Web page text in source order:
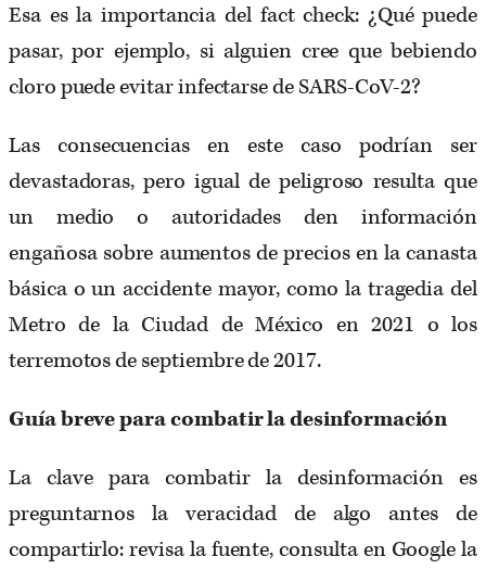
Esa es la importancia del fact check: ¿Qué puede
pasar, por ejemplo, si alguien cree que bebiendo
cloro puede evitar infectarse de SARS-CoV-2?
Las consecuencias en este caso podrían ser
devastadoras, pero igual de peligroso resulta que
un medio o autoridades den información
engañosa sobre aumentos de precios en la canasta
básica o un accidente mayor, como la tragedia del
Metro de la Ciudad de México en 2021 o los
terremotos de septiembre de 2017.
Guía breve para combatir la desinformación
La clave para combatir la desinformación es
preguntarnos la veracidad de algo antes de
compartirlo: revisa la fuente, consulta en Google la